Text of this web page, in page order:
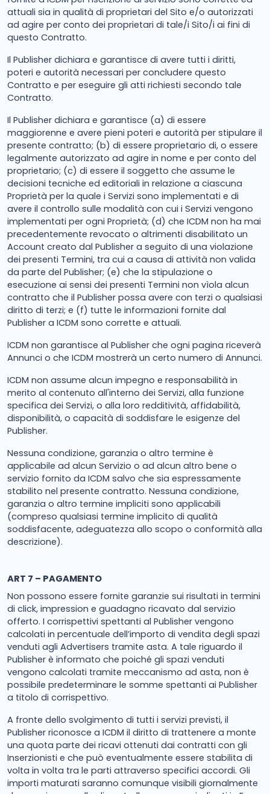
attuali sia in qualità di proprietari del Sito e/o autorizzati
ad agire per conto dei proprietari di tale/i Sito/i ai fini di
questo Contratto.
Il Publisher dichiara e garantisce di avere tutti i diritti,
poteri e autorità necessari per concludere questo
Contratto e per eseguire gli atti richiesti secondo tale
Contratto.
Il Publisher dichiara e garantisce (a) di essere
maggiorenne e avere pieni poteri e autorità per stipulare il
presente contratto; (b) di essere proprietario di, o essere
legalmente autorizzato ad agire in nome e per conto del
proprietario; (c) di essere il soggetto che assume le
decisioni tecniche ed editoriali in relazione a ciascuna
Proprietà per la quale i Servizi sono implementati e di
avere il controllo sulle modalità con cui i Servizi vengono
implementati per ogni Proprietà; (d) che ICDM non ha mai
precedentemente revocato o altrimenti disabilitato un
Account creato dal Publisher a seguito di una violazione
dei presenti Termini, tra cui a causa di attività non valida
da parte del Publisher; (e) che la stipulazione o
esecuzione ai sensi dei presenti Termini non vìola alcun
contratto che il Publisher possa avere con terzi o qualsiasi
diritto di terzi; e (f) tutte le informazioni fornite dal
Publisher a ICDM sono corrette e attuali.
ICDM non garantisce al Publisher che ogni pagina riceverà
Annunci o che ICDM mostrerà un certo numero di Annunci.
ICDM non assume alcun impegno e responsabilità in
merito al contenuto all'interno dei Servizi, alla funzione
specifica dei Servizi, o alla loro redditività, affidabilità,
disponibilità, o capacità di soddisfare le esigenze del
Publisher.
Nessuna condizione, garanzia o altro termine è
applicabile ad alcun Servizio o ad alcun altro bene o
servizio fornito da ICDM salvo che sia espressamente
stabilito nel presente contratto. Nessuna condizione,
garanzia o altro termine impliciti sono applicabili
(compreso qualsiasi termine implicito di qualità
soddisfacente, adeguatezza allo scopo o conformità alla
descrizione).
ART 7 – PAGAMENTO
Non possono essere fornite garanzie sui risultati in termini
di click, impression e guadagno ricavato dal servizio
offerto. I corrispettivi spettanti al Publisher vengono
calcolati in percentuale dell’importo di vendita degli spazi
venduti agli Advertisers tramite asta. A tale riguardo il
Publisher è informato che poiché gli spazi venduti
vengono calcolati tramite meccanismo ad asta, non è
possibile predeterminare le somme spettanti ai Publisher
a titolo di corrispettivo.
A fronte dello svolgimento di tutti i servizi previsti, il
Publisher riconosce a ICDM il diritto di trattenere a monte
una quota parte dei ricavi ottenuti dai contratti con gli
Inserzionisti e che può eventualmente essere stabilita di
volta in volta tra le parti attraverso specifici accordi. Gli
importi maturati saranno comunque visibili giornalmente